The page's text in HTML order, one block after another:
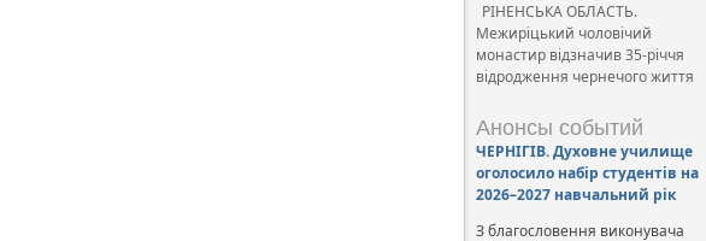
РІНЕНСЬКА ОБЛАСТЬ.
Межиріцький чоловічий
монастир відзначив 35-річчя
відродження чернечого життя
Анонсы событий
ЧЕРНІГІВ. Духовне училище
оголосило набір студентів на
2026–2027 навчальний рік
З благословення виконувача